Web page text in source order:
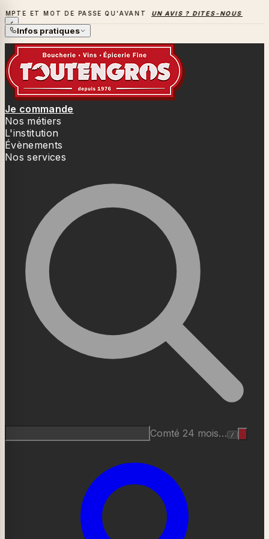
DE PASSE QU'AVANT UN AVIS ? DITES-NOUS TOUT →
LA SAISON DES BARBECUES BAT SON PLEIN
Infos pratiques
Je commande
Nos métiers
L'institution
Évènements
Nos services
Roquefort AOP… /